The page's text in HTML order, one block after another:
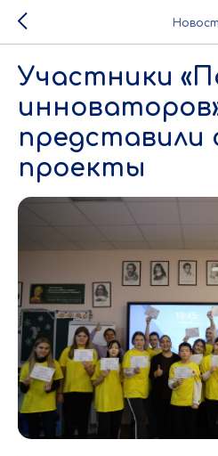
Участники
представили
проекты